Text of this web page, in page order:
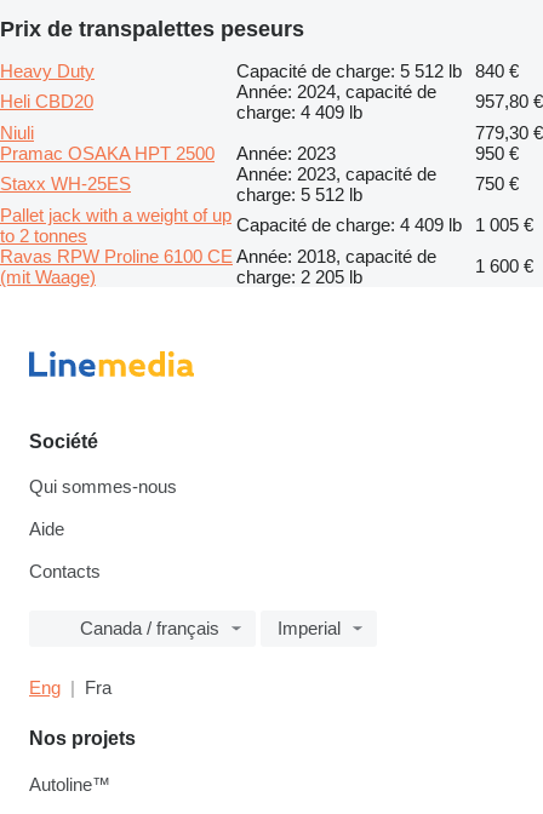
Prix de transpalettes peseurs
Heavy Duty Capacité de charge: 5 512 lb
840 €
Heli CBD20
Année: 2024, capacité de
charge: 4 409 lb
957,80 €
Niuli
779,30 €
Pramac OSAKA HPT 2500
Année: 2023
950 €
Staxx WH-25ES
Année: 2023, capacité de
charge: 5 512 lb
750 €
Pallet jack with a weight of up
to 2 tonnes
Capacité de charge: 4 409 lb
1 005 €
Ravas RPW Proline 6100 CE
(mit Waage)
Année: 2018, capacité de
charge: 2 205 lb
1 600 €
Société
Qui sommes-nous
Aide
Contacts
Canada / français Imperial
Eng Fra
Nos projets
Autoline™